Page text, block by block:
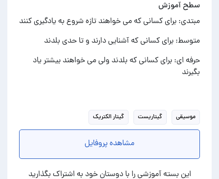
سطح آموزش
مبتدی: برای کسانی که می خواهند تازه شروع به یادگیری کنند
متوسط: برای کسانی که آشنایی دارند و تا حدی بلدند
حرفه ای: برای کسانی که بلدند ولی می خواهند بیشتر یاد
بگیرند
موسیقی گیتاریست گیتار الکتریک
مشاهده پروفایل
این بسته آموزشی را با دوستان خود به اشتراک بگذارید